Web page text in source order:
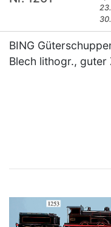
BING
Blech lithogr., guter